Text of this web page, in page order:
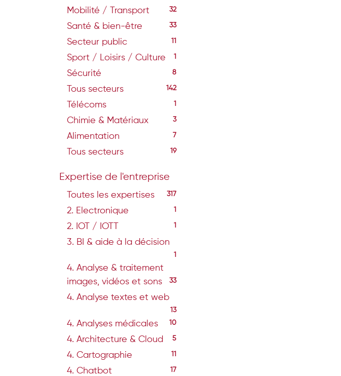
Mobilité / Transport 32
Santé & bien-être 33
Secteur public 11
Sport / Loisirs / Culture 1
Sécurité 8
Tous secteurs 142
Télécoms 1
Chimie & Matériaux 3
Alimentation 7
Tous secteurs 19
Expertise de l'entreprise
Toutes les expertises 317
2. Electronique 1
2. IOT / IOTT 1
3. BI & aide à la décision
1
4. Analyse & traitement
images, vidéos et sons
33
4. Analyse textes et web
13
4. Analyses médicales 10
4. Architecture & Cloud 5
4. Cartographie 11
4. Chatbot 17